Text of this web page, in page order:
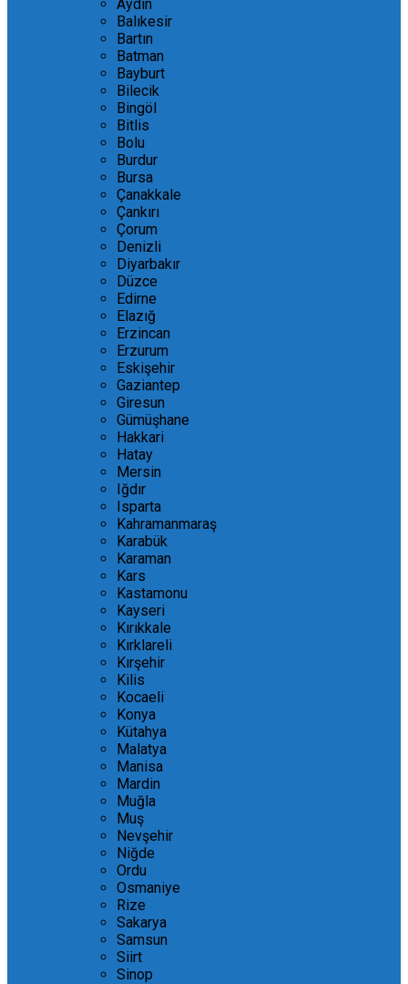
Aydın
Balıkesir
Bartın
Batman
Bayburt
Bilecik
Bingöl
Bitlis
Bolu
Burdur
Bursa
Çanakkale
Çankırı
Çorum
Denizli
Diyarbakır
Düzce
Edirne
Elazığ
Erzincan
Erzurum
Eskişehir
Gaziantep
Giresun
Gümüşhane
Hakkari
Hatay
Mersin
Iğdır
Isparta
Kahramanmaraş
Karabük
Karaman
Kars
Kastamonu
Kayseri
Kırıkkale
Kırklareli
Kırşehir
Kilis
Kocaeli
Konya
Kütahya
Malatya
Manisa
Mardin
Muğla
Muş
Nevşehir
Niğde
Ordu
Osmaniye
Rize
Sakarya
Samsun
Siirt
Sinop